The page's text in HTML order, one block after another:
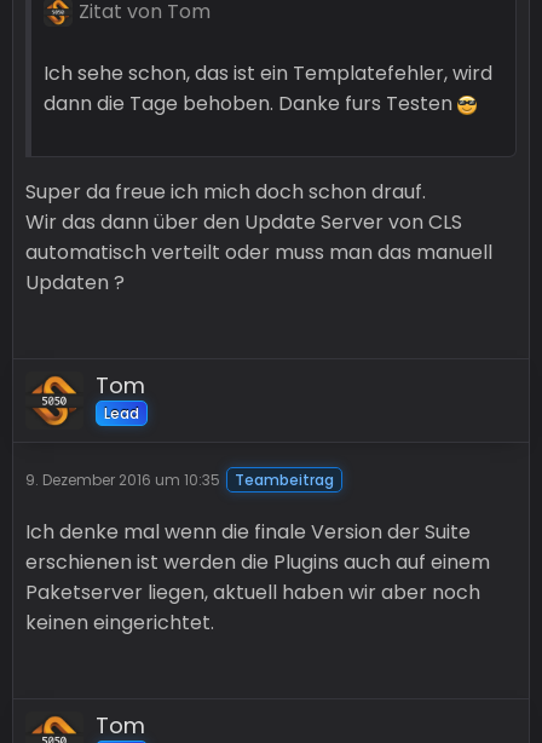
Zitat von Tom
Ich sehe schon, das ist ein Templatefehler, wird
dann die Tage behoben. Danke furs Testen
Super da freue ich mich doch schon drauf.
Wir das dann über den Update Server von CLS
automatisch verteilt oder muss man das manuell
Updaten ?
Tom
Lead
9. Dezember 2016 um 10:35 Teambeitrag
Ich denke mal wenn die finale Version der Suite
erschienen ist werden die Plugins auch auf einem
Paketserver liegen, aktuell haben wir aber noch
keinen eingerichtet.
Tom